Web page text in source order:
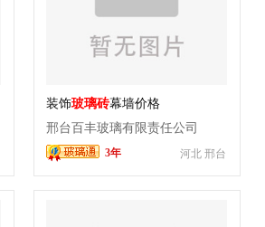
装饰玻璃砖幕墙价格
邢台百丰玻璃有限责任公司
河北 邢台
3年